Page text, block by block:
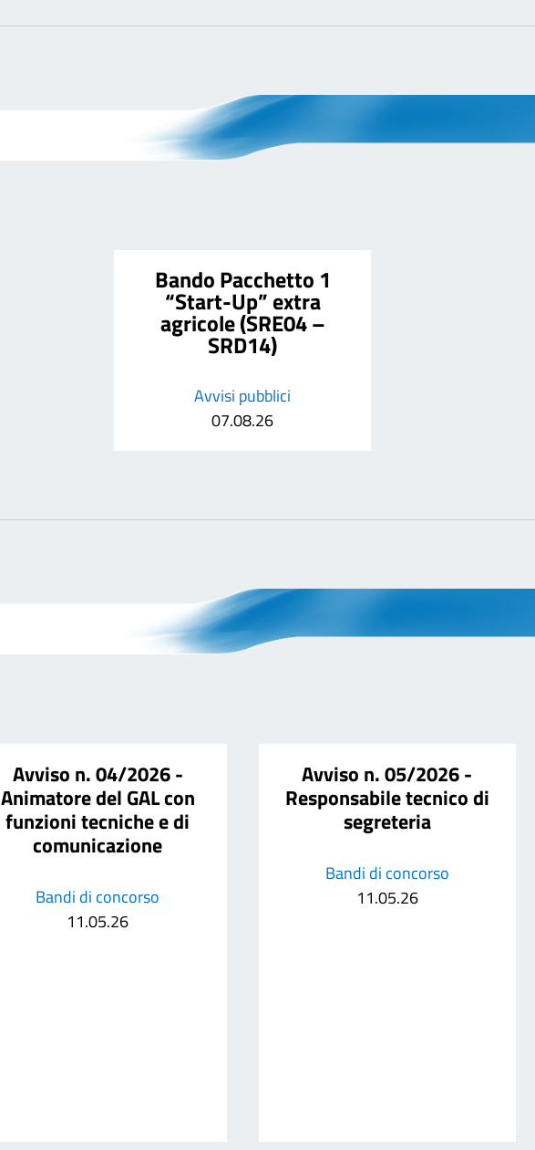
Bando Pacchetto 1
“Start-Up” extra
agricole (SRE04 –
SRD14)
Avvisi pubblici
07.08.26
Avviso n. 04/2026 -
Animatore del GAL con
funzioni tecniche e di
comunicazione
Bandi di concorso
11.05.26
Avviso n. 05/2026 -
Responsabile tecnico di
segreteria
Bandi di concorso
11.05.26